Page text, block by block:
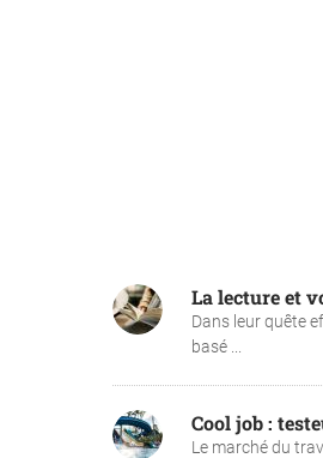
La lecture et
Dans leur quête
basé ...
Cool job :
Le marché du